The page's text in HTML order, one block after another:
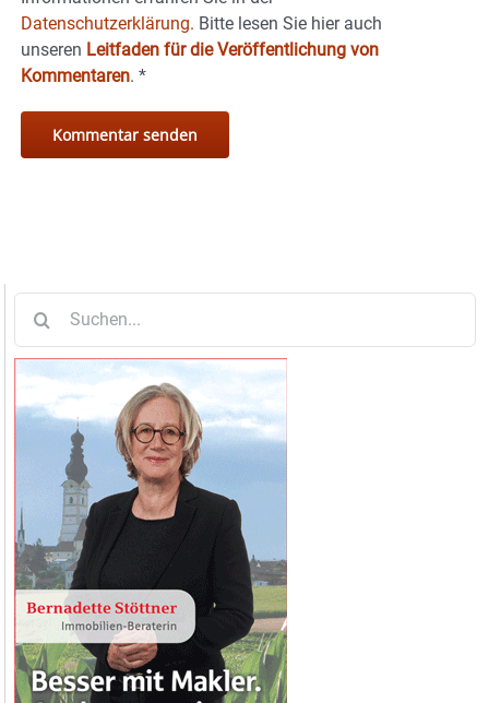
Datenschutzerklärung. Bitte lesen Sie hier auch
unseren Leitfaden für die Veröffentlichung von
Kommentaren. *
nach: